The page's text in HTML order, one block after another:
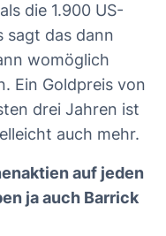
die 1.900 US-
sagt das dann
womöglich
Ein Goldpreis von
drei Jahren ist
auch mehr.
auf jeden
ja auch Barrick